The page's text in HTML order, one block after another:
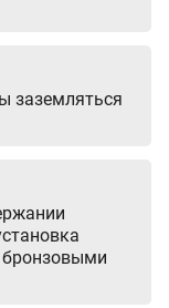
заземляться
бронзовыми